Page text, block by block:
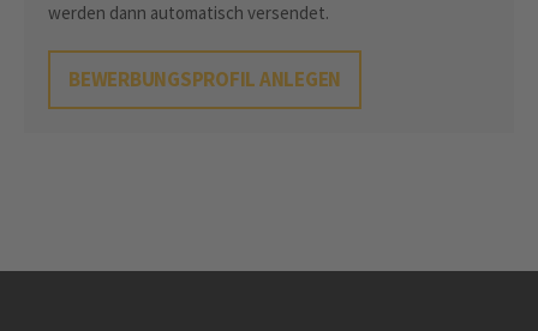
werden dann automatisch versendet.
BEWERBUNGSPROFIL ANLEGEN